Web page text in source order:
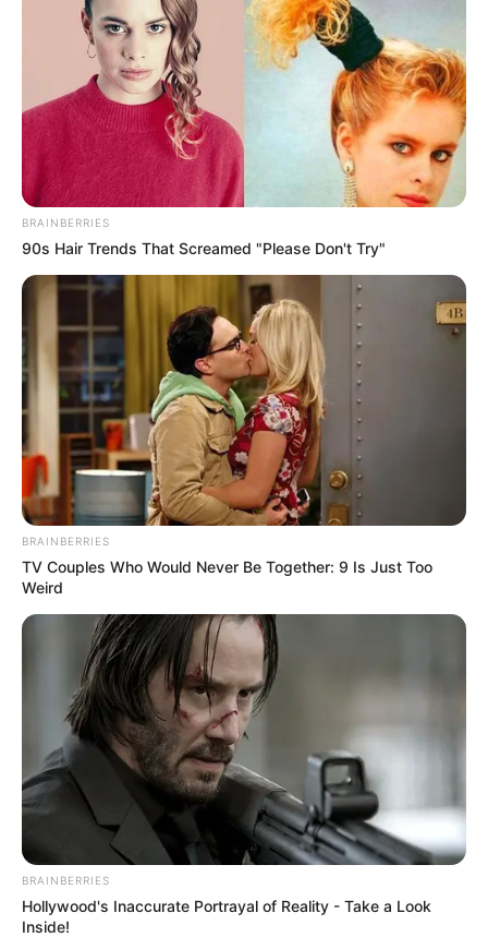
BRAINBERRIES
90s Hair Trends That Screamed "Please Don't Try"
BRAINBERRIES
TV Couples Who Would Never Be Together: 9 Is Just Too
Weird
BRAINBERRIES
Hollywood's Inaccurate Portrayal of Reality - Take a Look
Inside!